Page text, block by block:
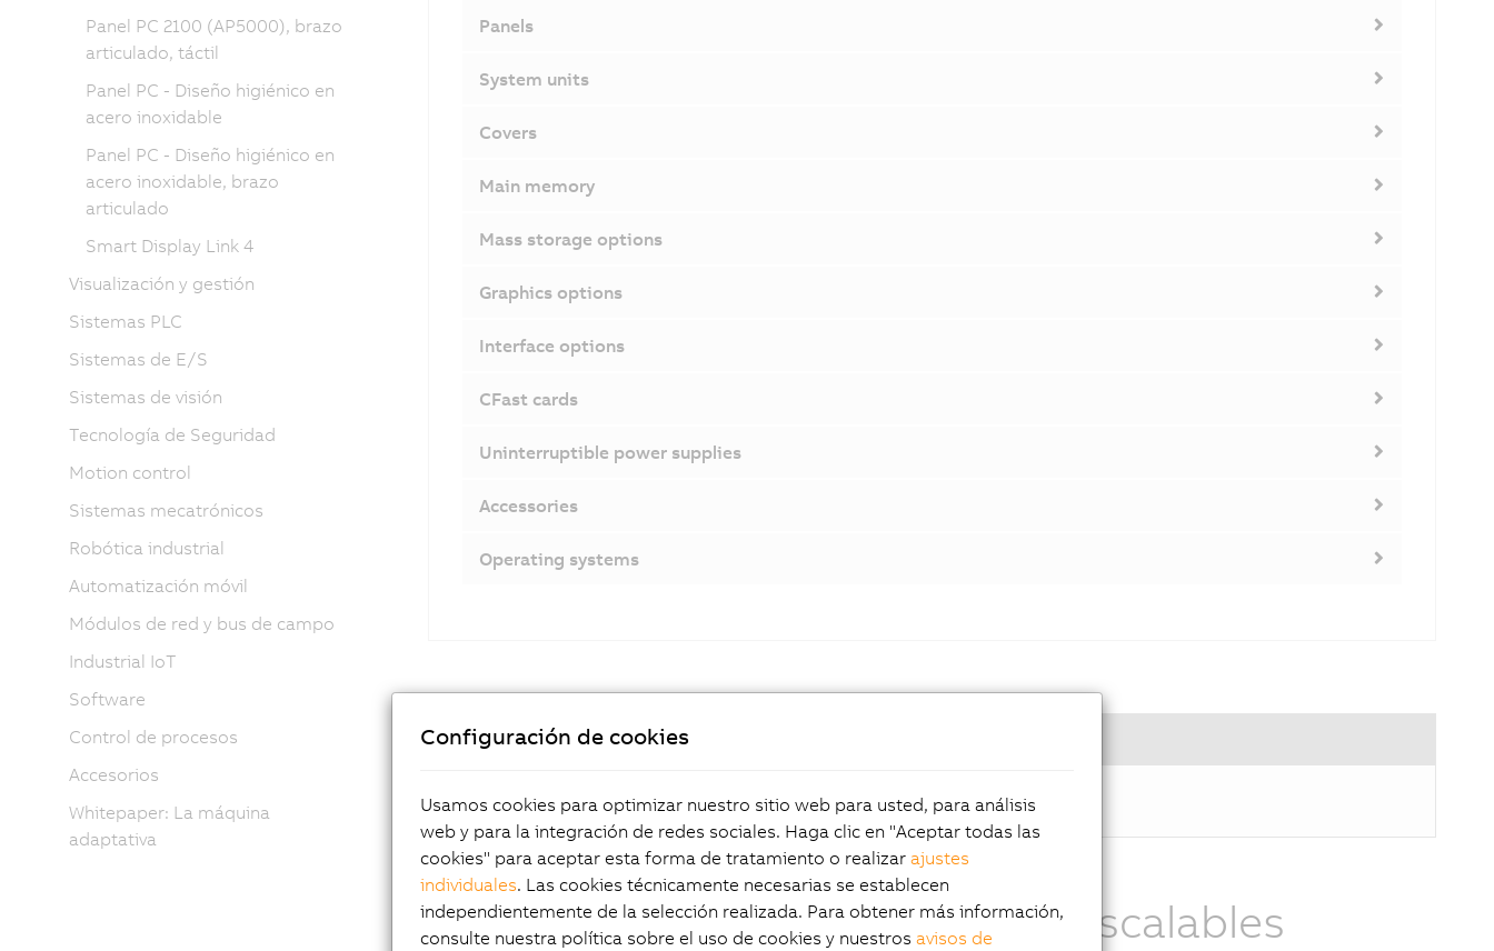
Panels
System units
Covers
Main memory
Mass storage options
Graphics options
Interface options
CFast cards
Uninterruptible power supplies
Accessories
Operating systems
Documentación
Manual de usuario de Panel PC 3100
Puntos destacados Panel PC escalables
Panel PC 2100 (AP5000), brazo
articulado, táctil
Panel PC - Diseño higiénico en
acero inoxidable
Panel PC - Diseño higiénico en
acero inoxidable, brazo
articulado
Smart Display Link 4
Visualización y gestión
Sistemas PLC
Sistemas de E/S
Sistemas de visión
Tecnología de Seguridad
Motion control
Sistemas mecatrónicos
Robótica industrial
Automatización móvil
Módulos de red y bus de campo
Industrial IoT
Software
Control de procesos
Accesorios
Whitepaper: La máquina
adaptativa
Configuración de cookies
Usamos cookies para optimizar nuestro sitio web para usted, para análisis
web y para la integración de redes sociales. Haga clic en "Aceptar todas las
cookies" para aceptar esta forma de tratamiento o realizar ajustes
individuales. Las cookies técnicamente necesarias se establecen
independientemente de la selección realizada. Para obtener más información,
consulte nuestra política sobre el uso de cookies y nuestros avisos de